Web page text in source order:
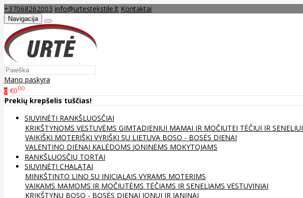
+37068262003 info@urtestekstile.lt Kontaktai
Navigacija
Mano paskyra
0 €000
Prekių krepšelis tuščias!
SIUVINĖTI RANKŠLUOSČIAI
KRIKŠTYNOMS VESTUVĖMS GIMTADIENIUI MAMAI IR MOČIUTEI TĖČIUI IR SENELIUI
VAIKIŠKI MOTERIŠKI VYRIŠKI SU LIETUVA BOSO - BOSĖS DIENAI
VALENTINO DIENAI KALĖDOMS JONINĖMS MOKYTOJAMS
RANKŠLUOSČIŲ TORTAI
SIUVINĖTI CHALATAI
MINKŠTINTO LINO SU INICIALAIS VYRAMS MOTERIMS
VAIKAMS MAMOMS IR MOČIUTĖMS TĖČIAMS IR SENELIAMS VESTUVINIAI
KRIKŠTYNŲ BOSO - BOSĖS DIENAI JONUI IR JANINAI